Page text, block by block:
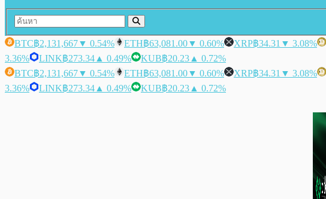
BTC฿2,131,667▼ 0.54% ETH฿63,081.00▼ 0.60% XRP฿34.31 ▼ 3.08%
3.36%
LINK฿273.34 ▲ 0.49% KUB฿20.23 ▲ 0.72%
BTC฿2,131,667▼ 0.54% ETH฿63,081.00▼ 0.60% XRP฿34.31 ▼ 3.08%
3.36%
LINK฿273.34 ▲ 0.49% KUB฿20.23 ▲ 0.72%